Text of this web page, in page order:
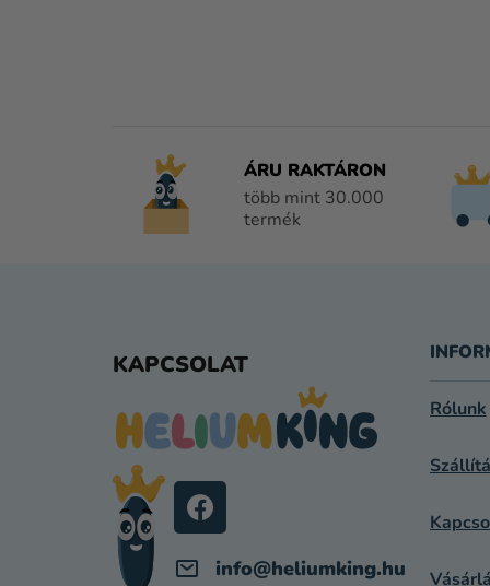
ÁRU RAKTÁRON
több mint 30.000
termék
KAPCSOLAT
info@heliumking.hu
Rólunk